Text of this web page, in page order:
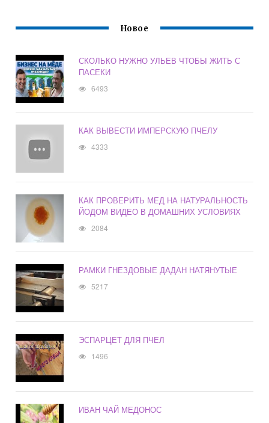
Новое
СКОЛЬКО НУЖНО УЛЬЕВ ЧТОБЫ ЖИТЬ С
ПАСЕКИ
6493
КАК ВЫВЕСТИ ИМПЕРСКУЮ ПЧЕЛУ
4333
КАК ПРОВЕРИТЬ МЕД НА НАТУРАЛЬНОСТЬ
ЙОДОМ ВИДЕО В ДОМАШНИХ УСЛОВИЯХ
2084
РАМКИ ГНЕЗДОВЫЕ ДАДАН НАТЯНУТЫЕ
5217
ЭСПАРЦЕТ ДЛЯ ПЧЕЛ
1496
ИВАН ЧАЙ МЕДОНОС